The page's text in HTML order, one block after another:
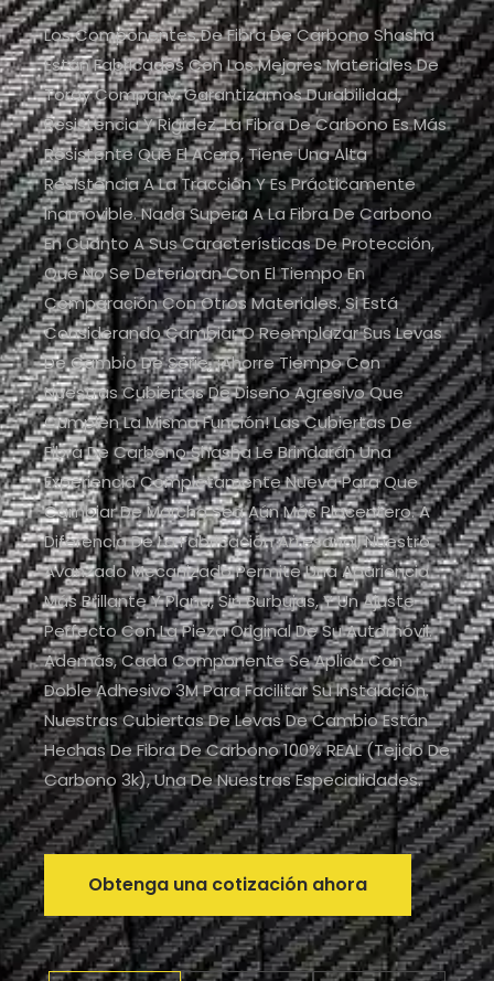
Los Componentes De Fibra De Carbono Shasha
Están Fabricados Con Los Mejores Materiales De
Toray Company. Garantizamos Durabilidad,
Resistencia Y Rigidez. La Fibra De Carbono Es Más
Resistente Que El Acero, Tiene Una Alta
Resistencia A La Tracción Y Es Prácticamente
Inamovible. Nada Supera A La Fibra De Carbono
En Cuanto A Sus Características De Protección,
Que No Se Deterioran Con El Tiempo En
Comparación Con Otros Materiales. Si Está
Considerando Cambiar O Reemplazar Sus Levas
De Cambio De Serie, ¡ahorre Tiempo Con
Nuestras Cubiertas De Diseño Agresivo Que
Cumplen La Misma Función! Las Cubiertas De
Fibra De Carbono Shasha Le Brindarán Una
Experiencia Completamente Nueva Para Que
Cambiar De Marcha Sea Aún Más Placentero. A
Diferencia De La Fabricación Artesanal, Nuestro
Avanzado Mecanizado Permite Una Apariencia
Más Brillante Y Plana, Sin Burbujas, Y Un Ajuste
Perfecto Con La Pieza Original De Su Automóvil.
Además, Cada Componente Se Aplica Con
Doble Adhesivo 3M Para Facilitar Su Instalación.
Nuestras Cubiertas De Levas De Cambio Están
Hechas De Fibra De Carbono 100% REAL (tejido De
Carbono 3k), Una De Nuestras Especialidades.
Obtenga una cotización ahora